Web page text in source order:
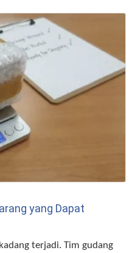
yang Dapat
terjadi. Tim gudang